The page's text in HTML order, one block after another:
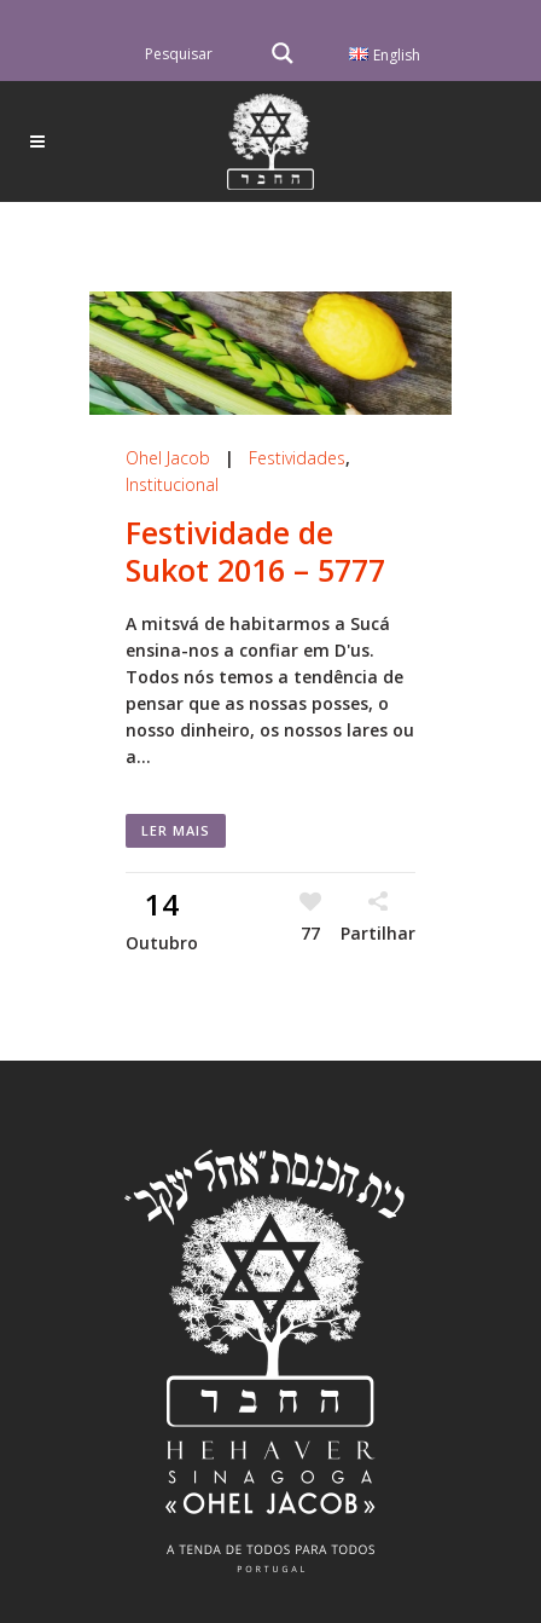
English
Ohel Jacob | Festividades,
Institucional
Festividade de
Sukot 2016 – 5777
A mitsvá de habitarmos a Sucá
ensina-nos a confiar em D'us.
Todos nós temos a tendência de
pensar que as nossas posses, o
nosso dinheiro, os nossos lares ou
a...
LER MAIS
14
Outubro 77 Partilhar